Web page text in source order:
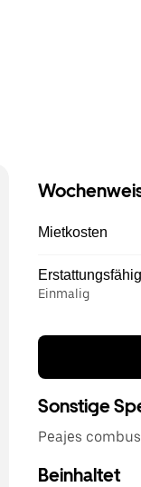
Mietkosten
Einmalig
Sonstige
Peajes
Beinhaltet